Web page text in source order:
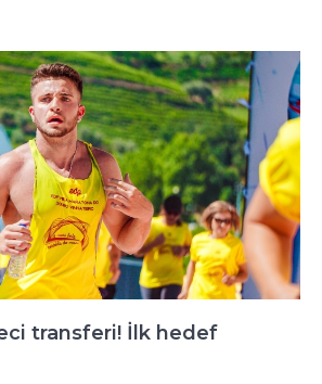
transferi! İlk hedef